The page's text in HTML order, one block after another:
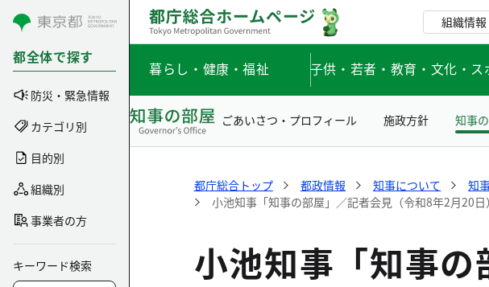
コンテンツにスキップ
都全体で探す
防災・緊急情報
カテゴリ別
目的別
組織別
事業者の方
キーワード検索
組織情報
暮らし・健康・福祉 子供・若者・教育・文化・ス
ごあいさつ・プロフィール 施政方針 知事
都庁総合トップ 都政情報 知事について 知
小池知事「知事の部屋」／記者会見（令和8年2月20日）
小池知事「知事